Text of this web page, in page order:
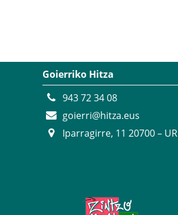
Goierriko Hitza
943 72 34 08
goierri@hitza.eus
Iparragirre, 11 20700 –